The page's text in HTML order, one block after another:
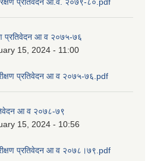
प्रतिवेदन आ.व. २०७९-८०.pdf
प्रतिवेदन आ व २०७५-७६
15, 2024 - 11:00
प्रतिवेदन आ व २०७५-७६.pdf
आ व २०७८-७९
15, 2024 - 10:56
प्रतिवेदन आ व २०७८।७९.pdf